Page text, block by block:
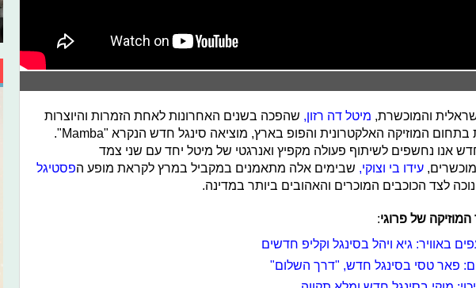
והמוכשרת, מיטל דה רזון, שהפכה בשנים האחרונות לאחת הזמרות והיוצרות
המבטיחות בתחום המוזיקה האלקטרונית והפופ בארץ, מוציאה סינגל חדש הנקרא "Mamba".
אנו נחשפים לשיתוף פעולה מקפיץ ואנרגטי של מיטל יחד עם שני צמד
עידו בי וצוקי, שבימים אלה מתאמנים במקביל במרץ לקראת מופע הפסטיגל
לצד הכוכבים המוכרים והאהובים ביותר במדינה.
של פרוגי:
באוויר: גיא ויהל בסינגל וקליפ חדשים
פאר טסי בסינגל חדש, "דרך השלום"